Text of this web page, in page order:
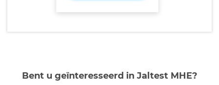
Bent u geïnteresseerd in Jaltest MHE?